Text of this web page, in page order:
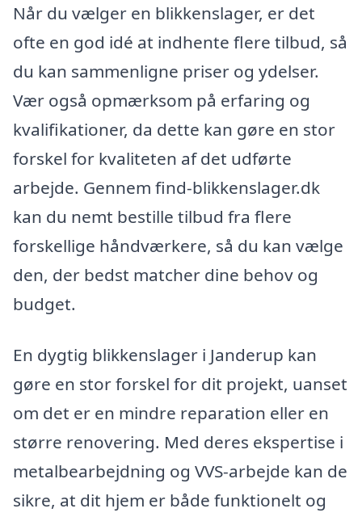
Når du vælger en blikkenslager, er det
ofte en god idé at indhente flere tilbud, så
du kan sammenligne priser og ydelser.
Vær også opmærksom på erfaring og
kvalifikationer, da dette kan gøre en stor
forskel for kvaliteten af det udførte
arbejde. Gennem find-blikkenslager.dk
kan du nemt bestille tilbud fra flere
forskellige håndværkere, så du kan vælge
den, der bedst matcher dine behov og
budget.
En dygtig blikkenslager i Janderup kan
gøre en stor forskel for dit projekt, uanset
om det er en mindre reparation eller en
større renovering. Med deres ekspertise i
metalbearbejdning og VVS-arbejde kan de
sikre, at dit hjem er både funktionelt og